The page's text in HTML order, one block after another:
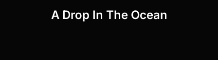
A Drop In The Ocean